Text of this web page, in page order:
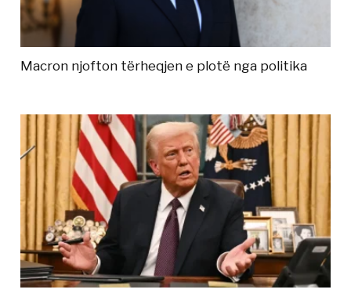
Macron njofton tërheqjen e plotë nga politika